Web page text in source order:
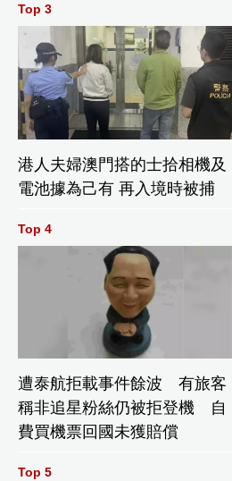
Top 3
港人夫婦澳門搭的士拾相機及
電池據為己有 再入境時被捕
Top 4
遭泰航拒載事件餘波 有旅客
稱非追星粉絲仍被拒登機 自
費買機票回國未獲賠償
Top 5